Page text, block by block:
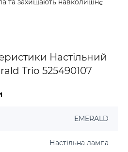
та захищають навколишнє
Настільний
Trio 525490107
EMERALD
Настільна лампа